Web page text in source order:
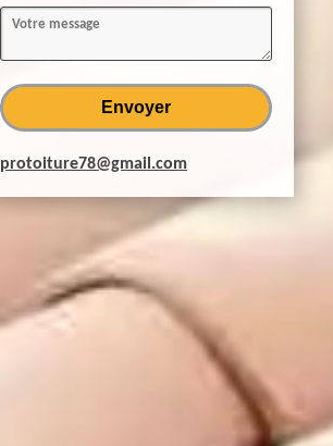
protoiture78@gmail.com